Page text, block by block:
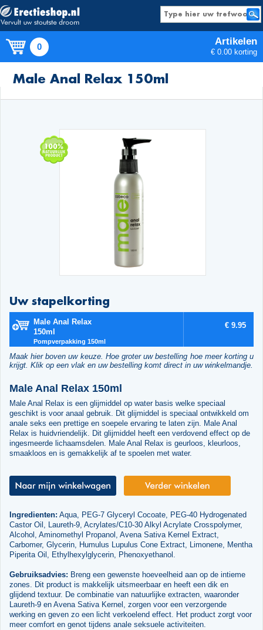
0 Artikelen
€ 0.00 korting
Producten
Male Anal Relax 150ml
Uw stapelkorting
Male Anal Relax
150ml
Pompverpakking 150ml
€ 9.95
Maak hier boven uw keuze. Hoe groter uw bestelling hoe meer korting u
krijgt. Klik op een vlak en uw bestelling komt direct in uw winkelmandje.
Male Anal Relax 150ml
Male Anal Relax is een glijmiddel op water basis welke speciaal
geschikt is voor anaal gebruik. Dit glijmiddel is speciaal ontwikkeld om
anale seks een prettige en soepele ervaring te laten zijn. Male Anal
Relax is huidvriendelijk. Dit glijmiddel heeft een verdovend effect op de
ingesmeerde lichaamsdelen. Male Anal Relax is geurloos, kleurloos,
smaakloos en is gemakkelijk af te spoelen met water.
Ingredienten: Aqua, PEG-7 Glyceryl Cocoate, PEG-40 Hydrogenated
Castor Oil, Laureth-9, Acrylates/C10-30 Alkyl Acrylate Crosspolymer,
Alcohol, Aminomethyl Propanol, Avena Sativa Kernel Extract,
Carbomer, Glycerin, Humulus Lupulus Cone Extract, Limonene, Mentha
Piperita Oil, Ethylhexylglycerin, Phenoxyethanol.
Gebruiksadvies: Breng een gewenste hoeveelheid aan op de intieme
zones. Dit product is makkelijk uitsmeerbaar en heeft een dik en
glijdend textuur. De combinatie van natuurlijke extracten, waaronder
Laureth-9 en Avena Sativa Kernel, zorgen voor een verzorgende
werking en geven zo een licht verkoelend effect. Het product zorgt voor
meer comfort en genot tijdens anale seksuele activiteiten.